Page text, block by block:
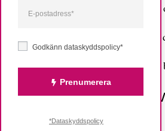
var,
man
Men han
Ser
Godkänn dataskyddspolicy*
Prenumerera
*Dataskyddspolicy